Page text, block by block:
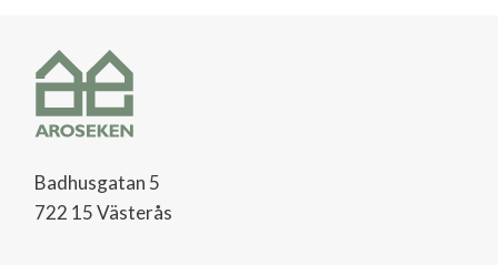
Badhusgatan 5
722 15 Västerås